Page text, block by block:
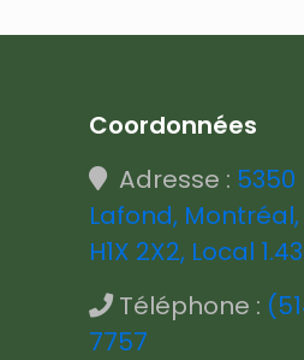
Coordonnées
Adresse : 5350
Lafond,
H1X 2X2, Local
Téléphone :
7757